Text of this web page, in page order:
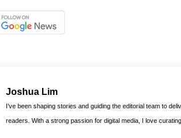
Joshua Lim
I’ve been shaping stories and guiding the editorial team to
readers. With a strong passion for digital media, I love